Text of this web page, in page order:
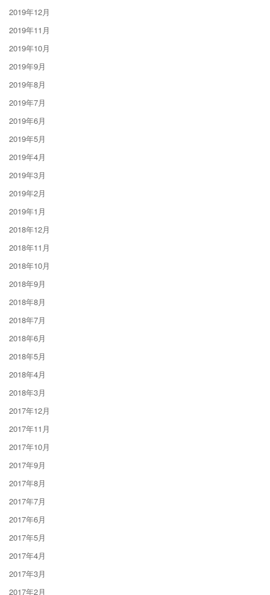
2019年12月
2019年11月
2019年10月
2019年9月
2019年8月
2019年7月
2019年6月
2019年5月
2019年4月
2019年3月
2019年2月
2019年1月
2018年12月
2018年11月
2018年10月
2018年9月
2018年8月
2018年7月
2018年6月
2018年5月
2018年4月
2018年3月
2017年12月
2017年11月
2017年10月
2017年9月
2017年8月
2017年7月
2017年6月
2017年5月
2017年4月
2017年3月
2017年2月